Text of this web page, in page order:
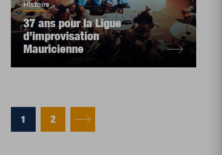
Histoire
37 ans pour la Ligue
d’improvisation
Mauricienne
1 2